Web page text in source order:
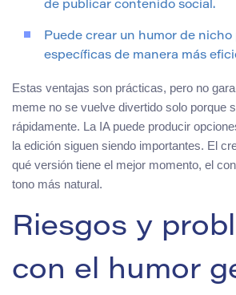
de publicar contenido social.
Puede crear un humor de
específicas de manera más
Estas ventajas son prácticas, pero no
meme no se vuelve divertido solo porque
rápidamente. La IA puede producir
la edición siguen siendo importantes. El
qué versión tiene el mejor momento, el
tono más natural.
Riesgos y
con el humor